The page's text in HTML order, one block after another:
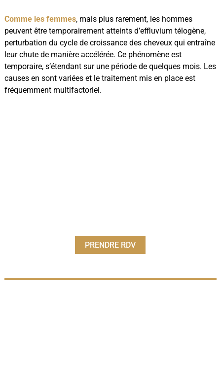
Comme les femmes, mais plus rarement, les hommes
peuvent être temporairement atteints d’effluvium télogène,
perturbation du cycle de croissance des cheveux qui entraîne
leur chute de manière accélérée. Ce phénomène est
temporaire, s’étendant sur une période de quelques mois. Les
causes en sont variées et le traitement mis en place est
fréquemment multifactoriel.
PRENDRE RDV